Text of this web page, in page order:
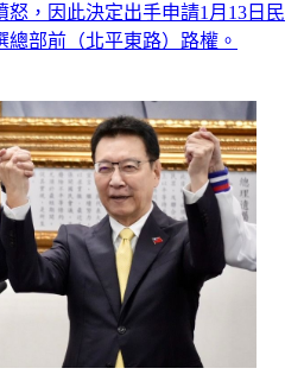
，因此決定出手申請1月13日民
部前（北平東路）路權。